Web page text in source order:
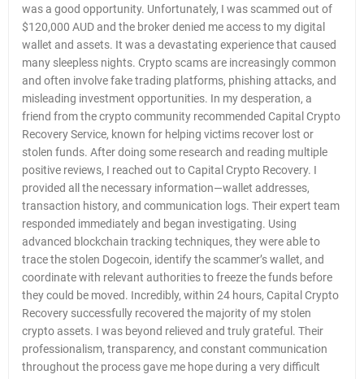
was a good opportunity. Unfortunately, I was scammed out of
$120,000 AUD and the broker denied me access to my digital
wallet and assets. It was a devastating experience that caused
many sleepless nights. Crypto scams are increasingly common
and often involve fake trading platforms, phishing attacks, and
misleading investment opportunities. In my desperation, a
friend from the crypto community recommended Capital Crypto
Recovery Service, known for helping victims recover lost or
stolen funds. After doing some research and reading multiple
positive reviews, I reached out to Capital Crypto Recovery. I
provided all the necessary information—wallet addresses,
transaction history, and communication logs. Their expert team
responded immediately and began investigating. Using
advanced blockchain tracking techniques, they were able to
trace the stolen Dogecoin, identify the scammer’s wallet, and
coordinate with relevant authorities to freeze the funds before
they could be moved. Incredibly, within 24 hours, Capital Crypto
Recovery successfully recovered the majority of my stolen
crypto assets. I was beyond relieved and truly grateful. Their
professionalism, transparency, and constant communication
throughout the process gave me hope during a very difficult